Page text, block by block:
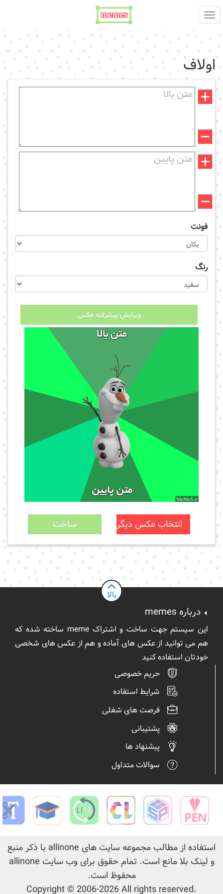
اولاف
فونت
رنگ
انتخاب عکس دیگر ساخت
بالا
درباره memes
این سیستم جهت ساخت و اشتراک meme ساخته شده که
هم می توانید از عکس های آماده و هم از عکس های شخصی
خودتان استفاده کنید
حریم خصوصی
شرایط استفاده
فرصت های شغلی
پشتیبانی
پیشنهاد ها
سوالات متداول
استفاده از مطالب مجموعه سایت های allinone با ذکر منبع
و لینک بلا مانع است. تمام حقوق برای وب سایت allinone
محفوظ است.
.Copyright © 2006-2026 All rights reserved